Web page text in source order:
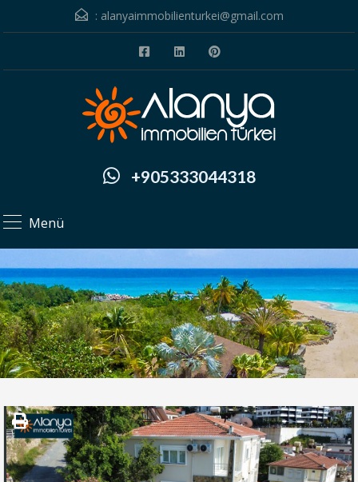
: alanyaimmobilienturkei@gmail.com
+905333044318
Menü